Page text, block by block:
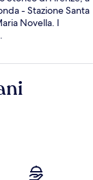
- Stazione Santa
Novella. I